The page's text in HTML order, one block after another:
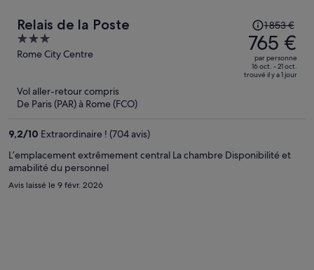
Relais de la Poste
3
out
Rome City Centre
Le
prix
était
de
1 853 €.
de
1 853 €
765 €
par personne
16 oct. - 21 oct.
trouvé il y a 1 jour
Vol aller-retour compris
De Paris (PAR) à Rome (FCO)
9,2/10 Extraordinaire ! (704 avis)
L’emplacement extrêmement central La chambre Disponibilité et
amabilité du personnel
Avis laissé le 9 févr. 2026